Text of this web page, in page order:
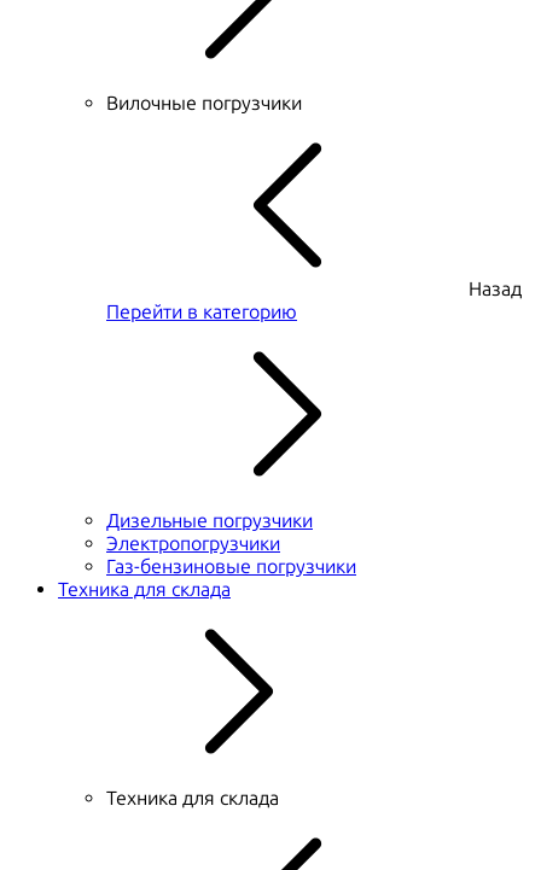
Вилочные погрузчики
Назад
Перейти в категорию
Дизельные погрузчики
Электропогрузчики
Газ-бензиновые погрузчики
Техника для склада
Техника для склада